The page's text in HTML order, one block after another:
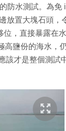
防水測試。為免
放置大塊石頭，
，直接暴露在
高鹽份的海水，
該才是整個測試